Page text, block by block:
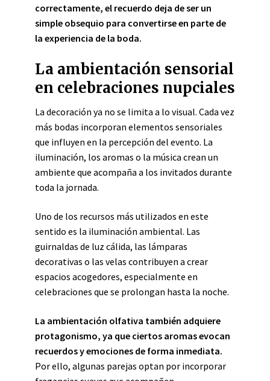
correctamente, el recuerdo deja de ser un
simple obsequio para convertirse en parte de
la experiencia de la boda.
La ambientación sensorial
en celebraciones nupciales
La decoración ya no se limita a lo visual. Cada vez
más bodas incorporan elementos sensoriales
que influyen en la percepción del evento. La
iluminación, los aromas o la música crean un
ambiente que acompaña a los invitados durante
toda la jornada.
Uno de los recursos más utilizados en este
sentido es la iluminación ambiental. Las
guirnaldas de luz cálida, las lámparas
decorativas o las velas contribuyen a crear
espacios acogedores, especialmente en
celebraciones que se prolongan hasta la noche.
La ambientación olfativa también adquiere
protagonismo, ya que ciertos aromas evocan
recuerdos y emociones de forma inmediata.
Por ello, algunas parejas optan por incorporar